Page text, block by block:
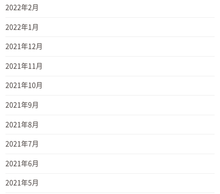
2022年2月
2022年1月
2021年12月
2021年11月
2021年10月
2021年9月
2021年8月
2021年7月
2021年6月
2021年5月